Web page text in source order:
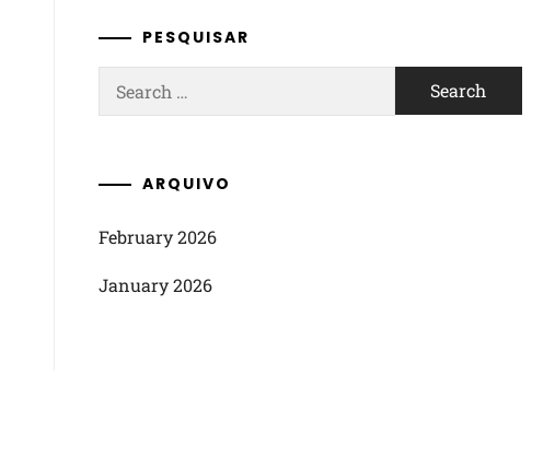
PESQUISAR
for:
ARQUIVO
February 2026
January 2026